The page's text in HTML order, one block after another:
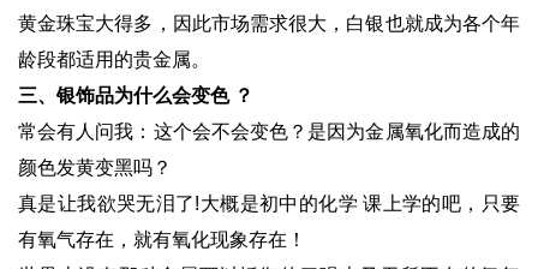
黄金珠宝大得多，因此市场需求很大，白银也就成为各个年
龄段都适用的贵金属。
三、银饰品为什么会变色 ？
常会有人问我：这个会不会变色？是因为金属氧化而造成的
颜色发黄变黑吗？
真是让我欲哭无泪了!大概是初中的化学 课上学的吧，只要
有氧气存在，就有氧化现象存在！